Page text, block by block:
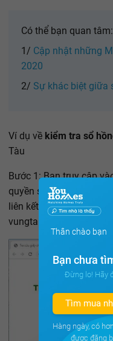
Có thể bạn quan tâm:
1/ Cập nhật những
2020
2/ Sự khác biệt giữa
Ví dụ về kiểm tra sổ
Tàu
Bước 1: Bạn truy cập
quyền sử dụng đất của
liên kết http://datdai-
vungtau.gov.vn/
Thân chào bạn
Bạn chưa
Đừng lo! Hãy
Tìm mua
Hàng ngày, có
được đăng